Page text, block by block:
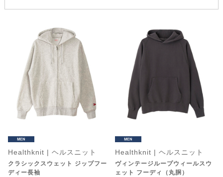
Healthknit | ヘルスニット
クラシックスウェット ジップフー
ディー長袖
Healthknit | ヘルスニット
ヴィンテージループウィールスウ
ェット フーディ（丸胴）